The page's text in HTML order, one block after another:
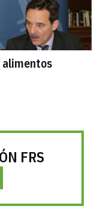
alimentos
FRS